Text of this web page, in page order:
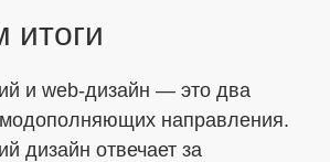
итоги
и web-дизайн — это два
направления.
дизайн отвечает за